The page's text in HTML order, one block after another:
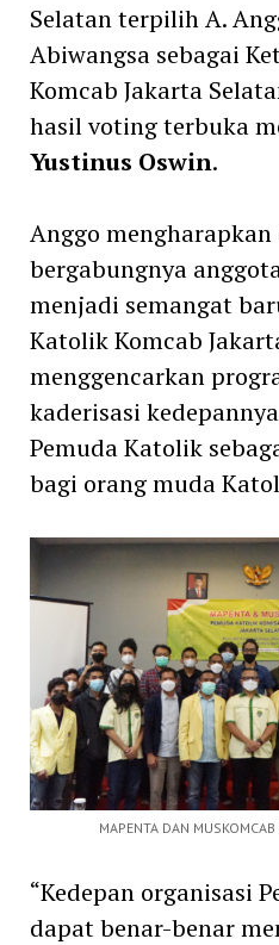
Selatan terpilih A.
Abiwangsa sebagai
Komcab Jakarta
hasil voting terbuka
Yustinus Oswin.
Anggo mengharapkan
bergabungnya
menjadi semangat
Katolik Komcab
menggencarkan
kaderisasi
Pemuda Katolik
bagi orang muda
MAPENTA DAN MUSKOMCAB
“Kedepan organisasi
dapat benar-benar